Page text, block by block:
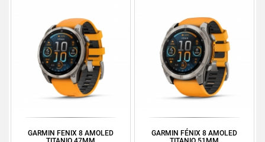
GARMIN FENIX 8 AMOLED
GARMIN FÉNIX 8 AMOLED